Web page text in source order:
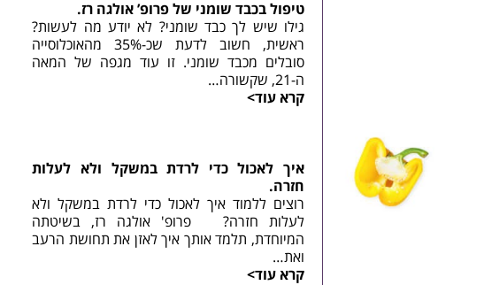
טיפול בכבד שומני של פרופ’ אולגה רז.
גילו שיש לך כבד שומני? לא יודע מה לעשות?
ראשית, חשוב לדעת שכ-35% מהאוכלוסייה
סובלים מכבד שומני. זו עוד מגפה של המאה
ה-21, שקשורה…
קרא עוד>
איך לאכול כדי לרדת במשקל ולא לעלות
חזרה.
רוצים ללמוד איך לאכול כדי לרדת במשקל ולא
לעלות חזרה? פרופ' אולגה רז, בשיטתה
המיוחדת, תלמד אותך איך לאזן את תחושת הרעב
ואת…
קרא עוד>